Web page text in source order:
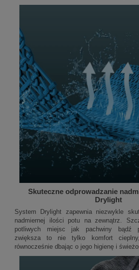
Skuteczne odprowadzanie
Drylight
System Drylight zapewnia niezwykle
nadmiernej ilości potu na zewnątrz.
potliwych miejsc jak pachwiny bądź
zwiększa to nie tylko komfort
równocześnie dbając o jego higienę i